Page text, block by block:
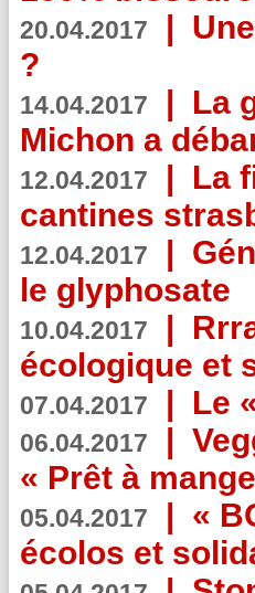
20.04.2017 |
?
14.04.2017 | La
Michon a
12.04.2017 | La
cantines
12.04.2017 |
le glyphosate
10.04.2017 |
écologique et
07.04.2017 | Le
06.04.2017 |
« Prêt à
05.04.2017 | «
écolos et